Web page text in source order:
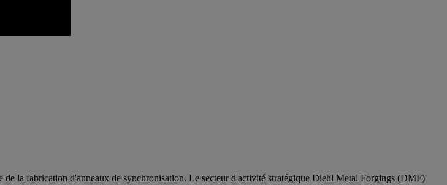
la fabrication d'anneaux de synchronisation. Le secteur d'activité stratégique Diehl Metal Forgings (DMF)